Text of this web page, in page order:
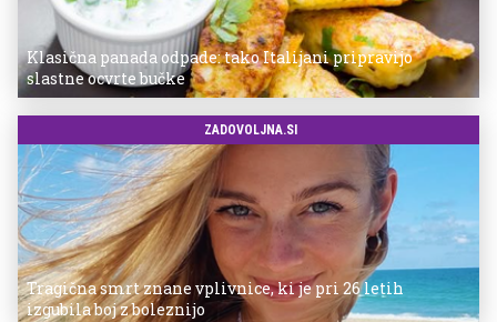
Klasična panada odpade: tako Italijani pripravijo
slastne ocvrte bučke
ZADOVOLJNA.SI
Tragična smrt znane vplivnice, ki je pri 26 letih
izgubila boj z boleznijo